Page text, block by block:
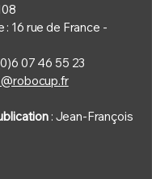
16 rue de France -
07 46 55 23
: Jean-François